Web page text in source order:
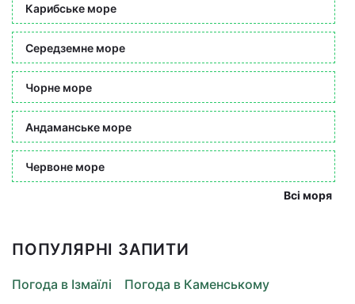
Карибське море
Середземне море
Чорне море
Андаманське море
Червоне море
Всі моря
ПОПУЛЯРНІ ЗАПИТИ
Погода в Ізмаїлі
Погода в Каменському